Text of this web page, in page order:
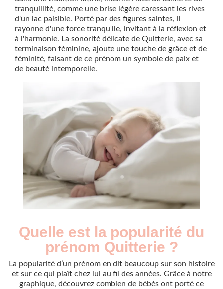
tranquillité, comme une brise légère caressant les rives
d'un lac paisible. Porté par des figures saintes, il
rayonne d'une force tranquille, invitant à la réflexion et
à l'harmonie. La sonorité délicate de Quitterie, avec sa
terminaison féminine, ajoute une touche de grâce et de
féminité, faisant de ce prénom un symbole de paix et
de beauté intemporelle.
Quelle est la popularité du
prénom Quitterie ?
La popularité d’un prénom en dit beaucoup sur son histoire
et sur ce qui plaît chez lui au fil des années. Grâce à notre
graphique, découvrez combien de bébés ont porté ce
Année
Nouveaux-
nés
2010
55
2011
40
2012
40